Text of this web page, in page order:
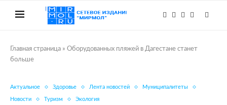
Главная страница » Оборудованных пляжей в Дагестане станет
больше
Актуальное Здоровье Лента новостей Муниципалитеты
Новости Туризм Экология